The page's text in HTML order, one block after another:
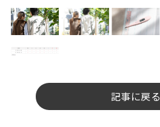
記事に戻る